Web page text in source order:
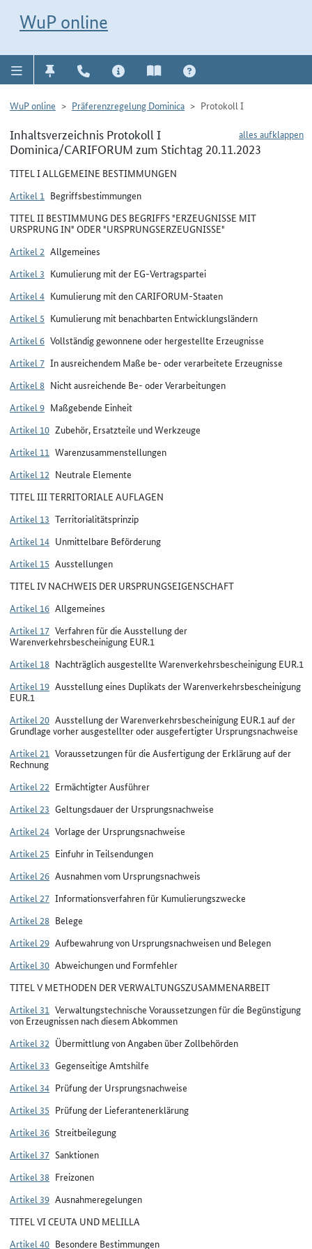
WuP online
WuP online Präferenzregelung Dominica Protokoll I
alles aufklappen
Inhaltsverzeichnis Protokoll I
Dominica/CARIFORUM zum Stichtag 20.11.2023
TITEL I ALLGEMEINE BESTIMMUNGEN
Artikel 1 Begriffsbestimmungen
TITEL II BESTIMMUNG DES BEGRIFFS "ERZEUGNISSE MIT
URSPRUNG IN" ODER "URSPRUNGSERZEUGNISSE"
Artikel 2 Allgemeines
Artikel 3 Kumulierung mit der EG-Vertragspartei
Artikel 4 Kumulierung mit den CARIFORUM-Staaten
Artikel 5 Kumulierung mit benachbarten Entwicklungsländern
Artikel 6 Vollständig gewonnene oder hergestellte Erzeugnisse
Artikel 7 In ausreichendem Maße be- oder verarbeitete Erzeugnisse
Artikel 8 Nicht ausreichende Be- oder Verarbeitungen
Artikel 9 Maßgebende Einheit
Artikel 10 Zubehör, Ersatzteile und Werkzeuge
Artikel 11 Warenzusammenstellungen
Artikel 12 Neutrale Elemente
TITEL III TERRITORIALE AUFLAGEN
Artikel 13 Territorialitätsprinzip
Artikel 14 Unmittelbare Beförderung
Artikel 15 Ausstellungen
TITEL IV NACHWEIS DER URSPRUNGSEIGENSCHAFT
Artikel 16 Allgemeines
Artikel 17 Verfahren für die Ausstellung der
Warenverkehrsbescheinigung EUR.1
Artikel 18 Nachträglich ausgestellte Warenverkehrsbescheinigung EUR.1
Artikel 19 Ausstellung eines Duplikats der Warenverkehrsbescheinigung
EUR.1
Artikel 20 Ausstellung der Warenverkehrsbescheinigung EUR.1 auf der
Grundlage vorher ausgestellter oder ausgefertigter Ursprungsnachweise
Artikel 21 Voraussetzungen für die Ausfertigung der Erklärung auf der
Rechnung
Artikel 22 Ermächtigter Ausführer
Artikel 23 Geltungsdauer der Ursprungsnachweise
Artikel 24 Vorlage der Ursprungsnachweise
Artikel 25 Einfuhr in Teilsendungen
Artikel 26 Ausnahmen vom Ursprungsnachweis
Artikel 27 Informationsverfahren für Kumulierungszwecke
Artikel 28 Belege
Artikel 29 Aufbewahrung von Ursprungsnachweisen und Belegen
Artikel 30 Abweichungen und Formfehler
TITEL V METHODEN DER VERWALTUNGSZUSAMMENARBEIT
Artikel 31 Verwaltungstechnische Voraussetzungen für die Begünstigung
von Erzeugnissen nach diesem Abkommen
Artikel 32 Übermittlung von Angaben über Zollbehörden
Artikel 33 Gegenseitige Amtshilfe
Artikel 34 Prüfung der Ursprungsnachweise
Artikel 35 Prüfung der Lieferantenerklärung
Artikel 36 Streitbeilegung
Artikel 37 Sanktionen
Artikel 38 Freizonen
Artikel 39 Ausnahmeregelungen
TITEL VI CEUTA UND MELILLA
Artikel 40 Besondere Bestimmungen